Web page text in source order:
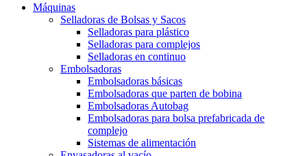
Máquinas
Selladoras de Bolsas y Sacos
Selladoras para plástico
Selladoras para complejos
Selladoras en continuo
Embolsadoras
Embolsadoras básicas
Embolsadoras que parten de bobina
Embolsadoras Autobag
Embolsadoras para bolsa prefabricada de
complejo
Sistemas de alimentación